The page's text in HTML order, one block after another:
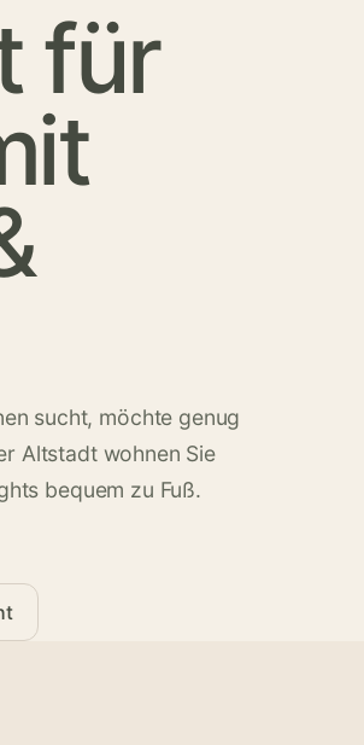
für
sucht, möchte genug
Altstadt wohnen Sie
bequem zu Fuß.